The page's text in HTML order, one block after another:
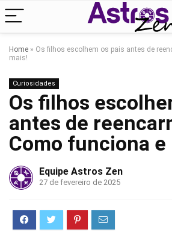
Home » Os filhos escolhem os pais antes de
mais!
Curiosidades
Os filhos
antes de
Como funciona e
Equipe Astros Zen
27 de fevereiro de 2025